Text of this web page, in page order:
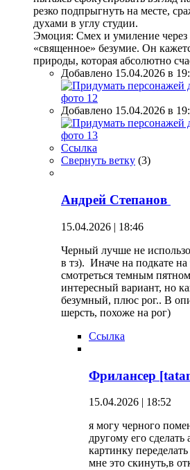
резко подпрыгнуть на месте,
духами в углу студии.
Эмоция: Смех и умиление через
«священное» безумие. Он
природы, которая абсолютно
Добавлено 15.04.2026 в
Добавлено 15.04.2026 в
Ссылка
Свернуть ветку (3)
Андрей Степанов
15.04.2026 | 18:46
Черный лучше не
в тз). Иначе на подкате
смотреться темным
интересный вариант, но
безумный, плюс рог.. В
шерсть, похоже на рог)
Ссылка
Фрилансер
15.04.2026 | 18:52
я могу черного
другому его
картинку
мне это скинуть,в